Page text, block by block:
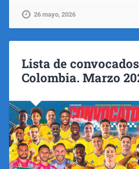
26 mayo, 2026
Lista de
Colombia. Marzo